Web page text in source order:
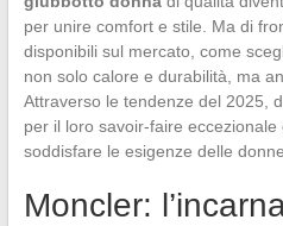
per unire comfort e stile. Ma di
disponibili sul mercato, come
non solo calore e durabilità, ma
Attraverso le tendenze del 2025,
per il loro savoir-faire
soddisfare le esigenze delle
Moncler: